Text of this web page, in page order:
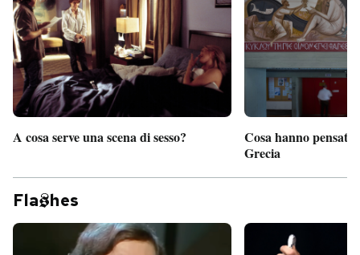
A cosa serve una scena di sesso?
Cosa hanno pensato
Grecia
Fla hes